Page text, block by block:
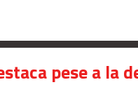
pese a la